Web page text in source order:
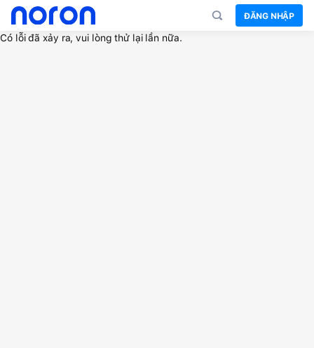
ĐĂNG NHẬP
Có lỗi đã xảy ra, vui lòng thử lại lần nữa.